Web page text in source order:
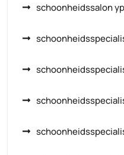
schoonheidssalon